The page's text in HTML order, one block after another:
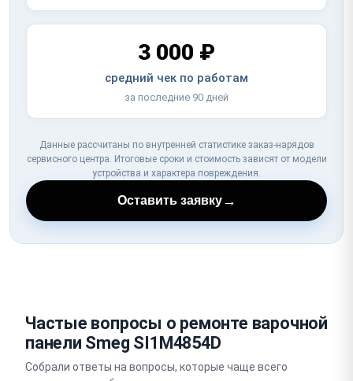
3 000 ₽
средний чек по работам
за последние 90 дней
Данные рассчитаны по внутренней статистике заказ-нарядов
сервисного центра. Итоговые сроки и стоимость зависят от модели
устройства и характера повреждения.
Оставить заявку→
Частые вопросы о ремонте варочной
панели Smeg SI1M4854D
Собрали ответы на вопросы, которые чаще всего